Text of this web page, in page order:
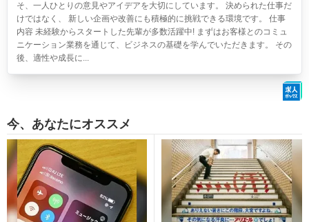
そ、一人ひとりの意見やアイデアを大切にしています。 決められた仕事だ
けではなく、 新しい企画や改善にも積極的に挑戦できる環境です。 仕事
内容 未経験からスタートした先輩が多数活躍中! まずはお客様とのコミュ
ニケーション業務を通じて、ビジネスの基礎を学んでいただきます。 その
後、適性や成長に...
今、あなたにオススメ